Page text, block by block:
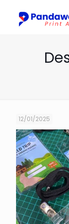
12/01/2025